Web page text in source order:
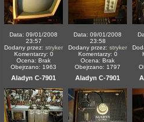
Data: 09/01/2008
23:57
Dodany przez: stryker
Komentarzy: 0
Ocena: Brak
Obejrzano: 1963
Data: 09/01/2008
23:58
Dodany przez: stryker
Komentarzy: 0
Ocena: Brak
Obejrzano: 1797
Aladyn C-7901 Aladyn C-7901